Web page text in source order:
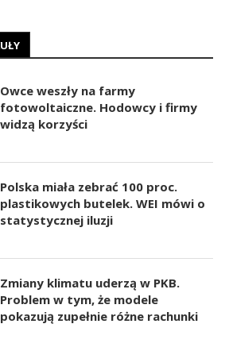
Owce weszły na farmy
fotowoltaiczne. Hodowcy i firmy
widzą korzyści
Polska miała zebrać 100 proc.
plastikowych butelek. WEI mówi o
statystycznej iluzji
Zmiany klimatu uderzą w PKB.
Problem w tym, że modele
pokazują zupełnie różne rachunki